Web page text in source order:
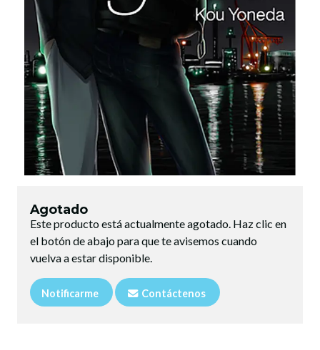
Agotado
Este producto está actualmente agotado. Haz clic en
el botón de abajo para que te avisemos cuando
vuelva a estar disponible.
Notificarme Contáctenos